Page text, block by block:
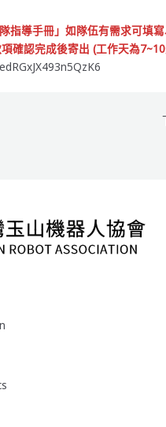
指導手冊」如隊伍有需求可填
確認完成後寄出 (工作天為7~10